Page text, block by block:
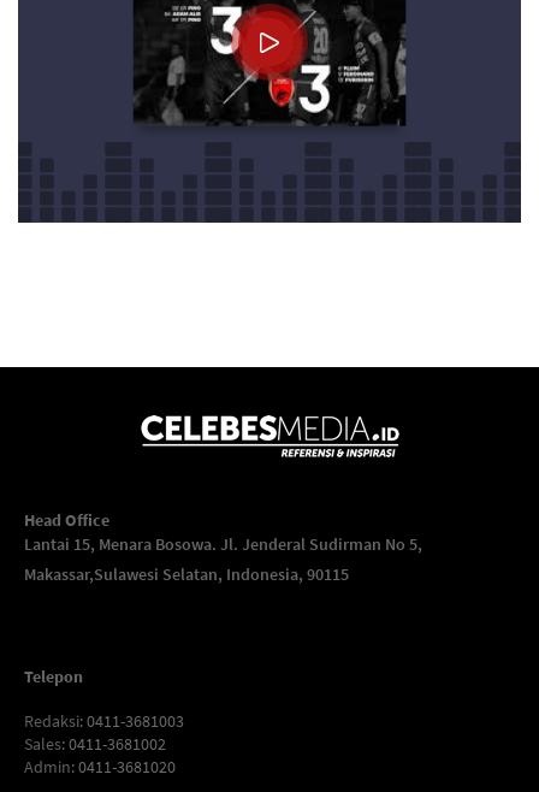
Head Office
Lantai 15, Menara Bosowa. Jl. Jenderal Sudirman No 5,
Makassar,Sulawesi Selatan, Indonesia, 90115
Telepon
Redaksi: 0411-3681003
Sales: 0411-3681002
Admin: 0411-3681020